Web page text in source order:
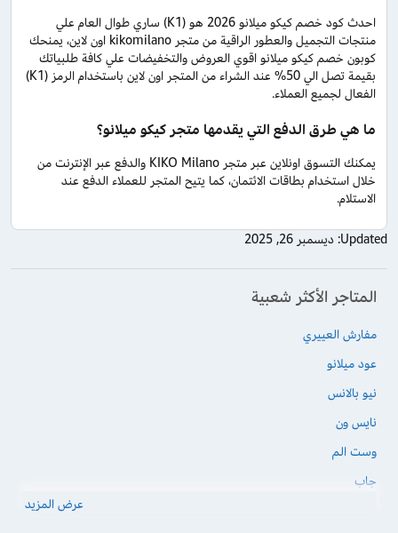
احدث كود خصم كيكو ميلانو 2026 هو (K1) ساري طوال العام علي
منتجات التجميل والعطور الراقية من متجر kikomilano اون لاين، يمنحك
كوبون خصم كيكو ميلانو اقوي العروض والتخفيضات علي كافة طلبياتك
بقيمة تصل الي 50% عند الشراء من المتجر اون لاين باستخدام الرمز (K1)
الفعال لجميع العملاء.
ما هي طرق الدفع التي يقدمها متجر كيكو ميلانو؟
يمكنك التسوق اونلاين عبر متجر KIKO Milano والدفع عبر الإنترنت من
خلال استخدام بطاقات الائتمان، كما يتيح المتجر للعملاء الدفع عند
الاستلام.
Updated: ديسمبر 26, 2025
المتاجر الأكثر شعبية
مفارش العييري
عود ميلانو
نيو بالانس
نايس ون
وست الم
جاب
عرض المزيد